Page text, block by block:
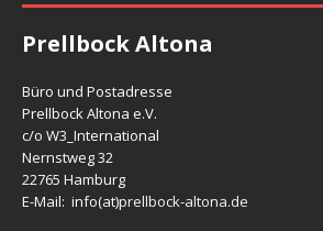
Prellbock Altona
Büro und Postadresse
Prellbock Altona e.V.
c/o W3_International
Nernstweg 32
22765 Hamburg
E-Mail: info(at)prellbock-altona.de